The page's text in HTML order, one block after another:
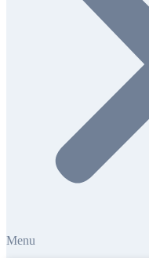
Menu